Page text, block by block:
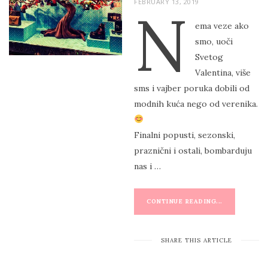
N
ema veze ako
smo, uoči
Svetog
Valentina, više
sms i vajber poruka dobili od
modnih kuća nego od verenika.
Finalni popusti, sezonski,
praznični i ostali, bombarduju
nas i …
CONTINUE READING...
SHARE THIS ARTICLE